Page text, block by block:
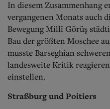
In diesem Zusammenhang
vergangenen Monats auch
Bewegung Millî Görüş
Bau der größten Moschee
musste Barseghian
landesweite Kritik
einstellen.
Straßburg und Poitiers